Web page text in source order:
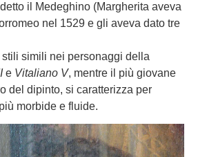
detto il Medeghino (Margherita aveva
nel 1529 e gli aveva dato tre
simili nei personaggi della
e Vitaliano V, mentre il più giovane
del dipinto, si caratterizza per
morbide e fluide.